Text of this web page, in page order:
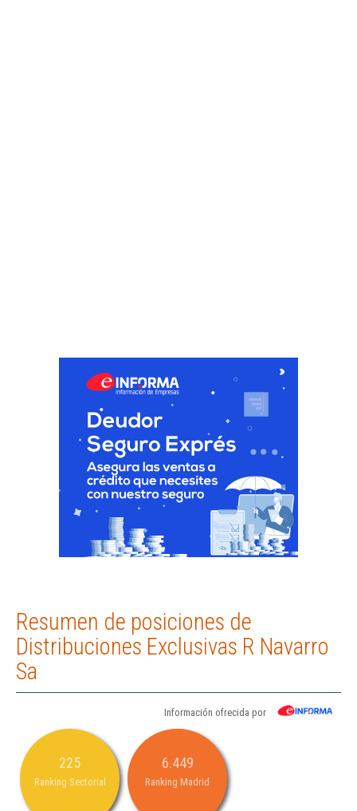
Resumen de posiciones de
Distribuciones Exclusivas R Navarro
Sa
Información ofrecida por
225
Ranking Sectorial
6.449
Ranking Madrid